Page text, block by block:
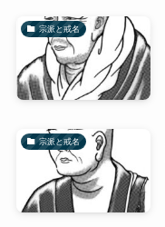
宗派と戒名
宗派と戒名